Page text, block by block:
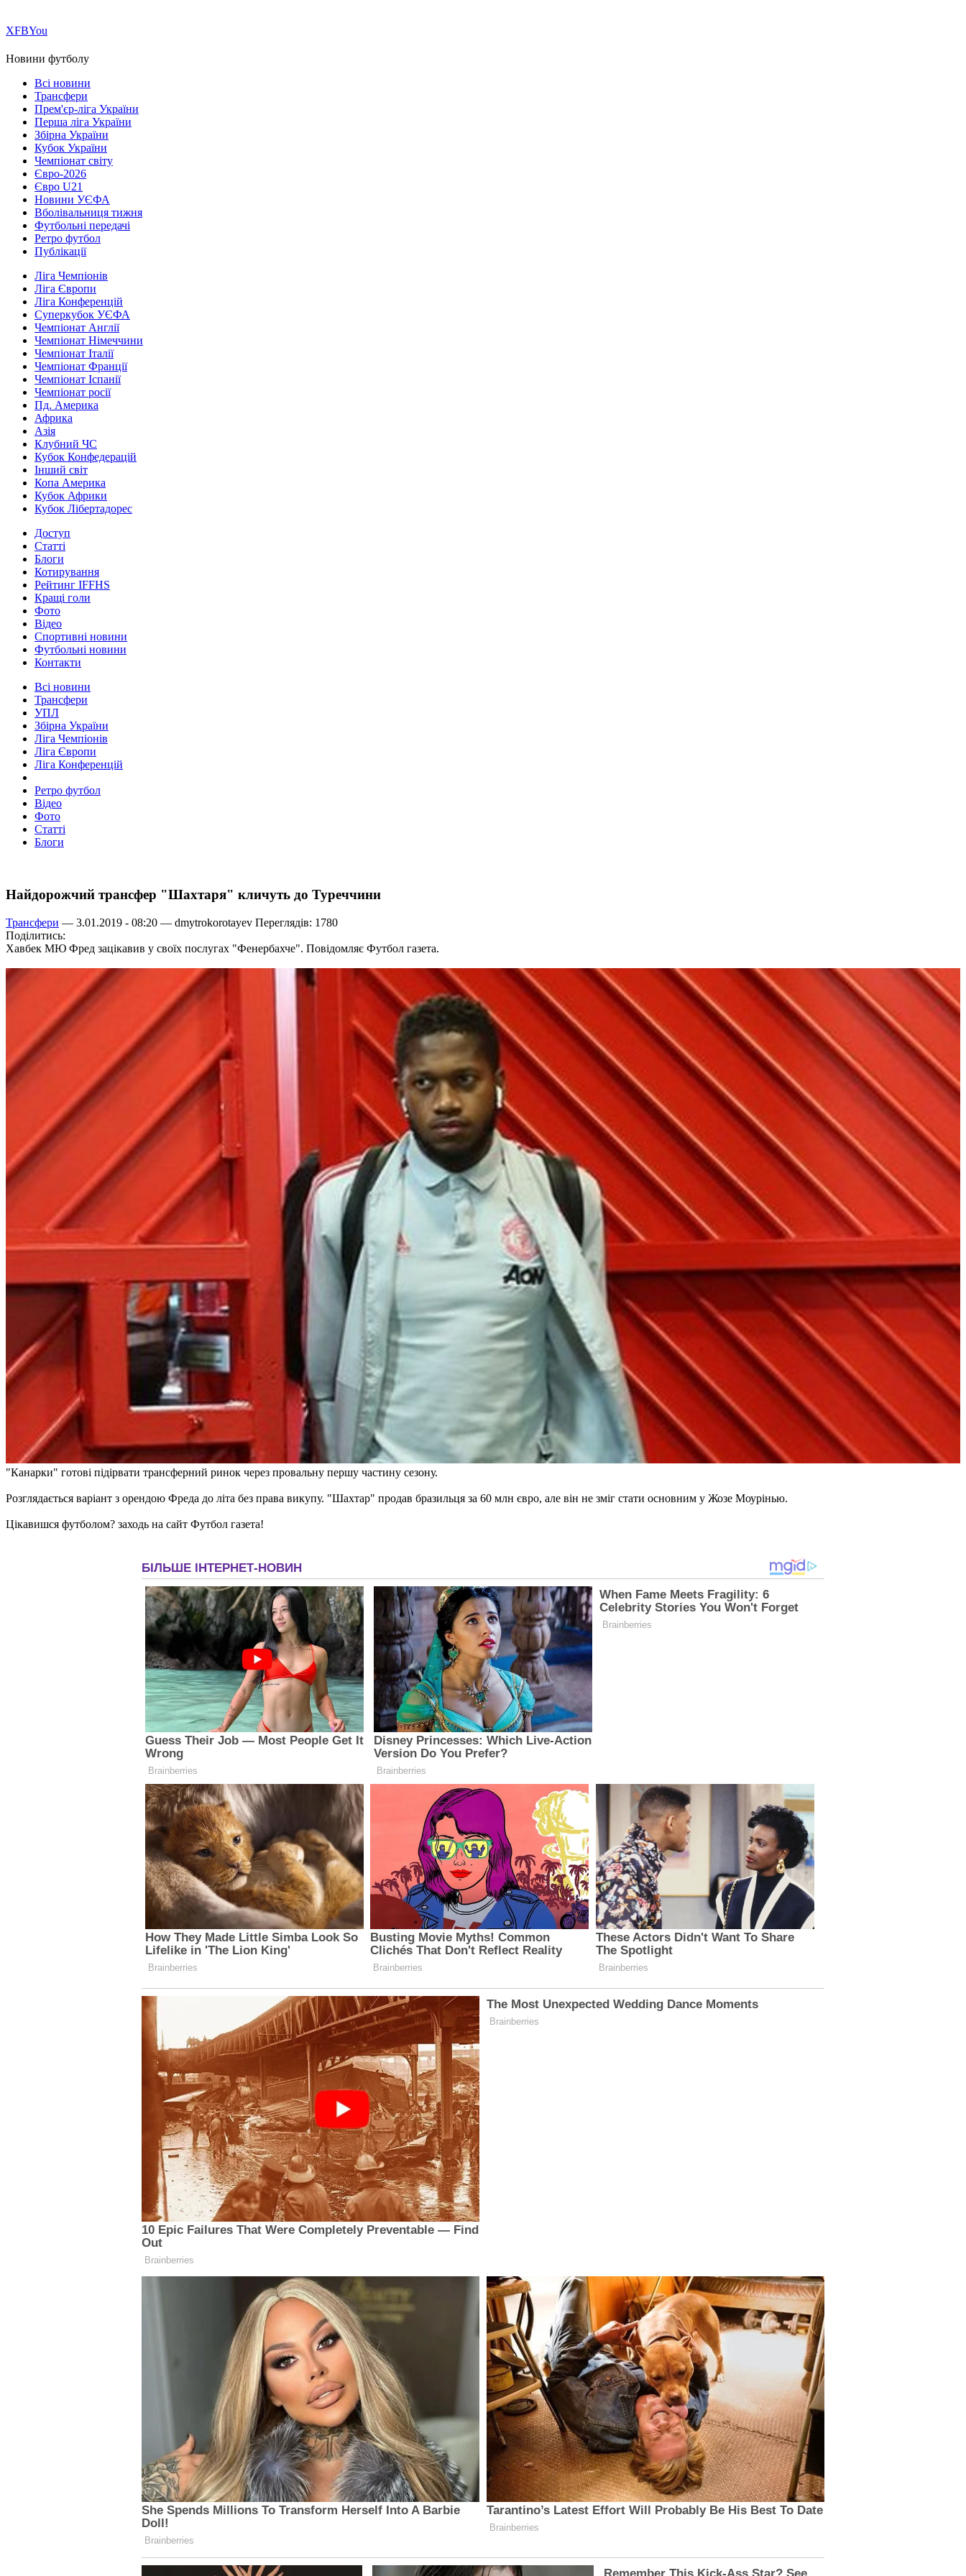
ХFBYou
Новини футболу
Всі новини
Трансфери
Прем'єр-ліга України
Перша ліга України
Збірна України
Кубок України
Чемпіонат світу
Євро-2026
Євро U21
Новини УЄФА
Вболівальниця тижня
Футбольні передачі
Ретро футбол
Публікації
Ліга Чемпіонів
Ліга Європи
Ліга Конференцій
Суперкубок УЄФА
Чемпіонат Англії
Чемпіонат Німеччини
Чемпіонат Італії
Чемпіонат Франції
Чемпіонат Іспанії
Чемпіонат росії
Пд. Америка
Африка
Азія
Клубний ЧС
Кубок Конфедерацій
Інший світ
Копа Америка
Кубок Африки
Кубок Лібертадорес
Доступ
Статті
Блоги
Котирування
Рейтинг IFFHS
Кращі голи
Фото
Відео
Спортивні новини
Футбольні новини
Контакти
Всі новини
Трансфери
УПЛ
Збірна України
Ліга Чемпіонів
Ліга Європи
Ліга Конференцій
Ретро футбол
Відео
Фото
Статті
Блоги
Найдорожчий трансфер "Шахтаря" кличуть до Туреччини
Трансфери — 3.01.2019 - 08:20 — dmytrokorotayev Переглядів: 1780
Поділитись:
Хавбек МЮ Фред зацікавив у своїх послугах "Фенербахче". Повідомляє Футбол газета.
"Канарки" готові підірвати трансферний ринок через провальну першу частину сезону.
Розглядається варіант з орендою Фреда до літа без права викупу. "Шахтар" продав бразильця за 60 млн євро, але він не зміг стати основним у Жозе Моурінью.
Цікавишся футболом? заходь на сайт Футбол газета!